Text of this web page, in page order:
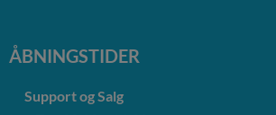
ÅBNINGSTIDER
Support og Salg